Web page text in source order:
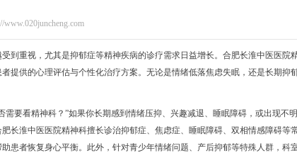
到重视，尤其是抑郁症等精神疾病的诊疗需求日益增长。合肥长淮中医医院
提供的心理评估与个性化治疗方案。无论是情绪低落焦虑失眠，还是长期抑
需要看精神科？”如果你长期感到情绪压抑、兴趣减退、睡眠障碍，或出现不
长淮中医医院精神科擅长诊治抑郁症、焦虑症、睡眠障碍、双相情感障碍等
患者恢复身心平衡。此外，针对青少年情绪问题、产后抑郁等特殊人群，科